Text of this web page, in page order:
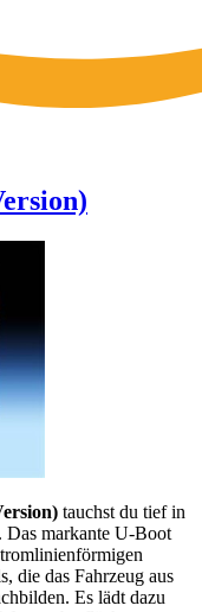
tauchst du tief in
Das markante U-Boot
die das Fahrzeug aus
Es lädt dazu